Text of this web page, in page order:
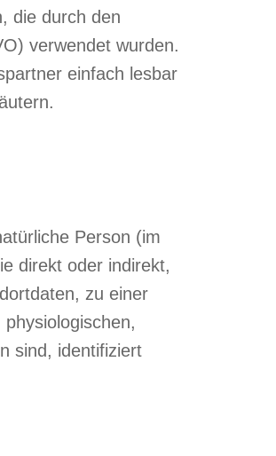
die durch den
verwendet wurden.
einfach lesbar
Person (im
direkt oder indirekt,
zu einer
sind, identifiziert